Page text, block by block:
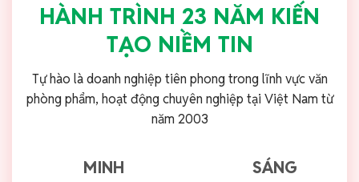
HÀNH TRÌNH 23 NĂM KIẾN
TẠO NIỀM TIN
Tự hào là doanh nghiệp tiên phong trong lĩnh vực văn
phòng phẩm, hoạt động chuyên nghiệp tại Việt Nam từ
năm 2003
MINH
SÁNG